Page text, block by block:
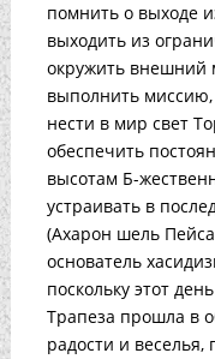
помнить о выходе
выходить из
окружить внешний
выполнить
нести в мир свет
обеспечить
высотам Б-
устраивать в
(Ахарон шель
основатель
поскольку этот
Трапеза прошла в
радости и веселья,